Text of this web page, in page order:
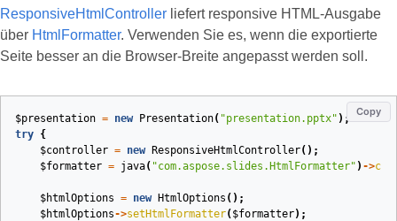
ResponsiveHtmlController liefert responsive HTML‑Ausgabe
über HtmlFormatter. Verwenden Sie es, wenn die exportierte
Seite besser an die Browser‑Breite angepasst werden soll.
Copy
$presentation = new Presentation( "presentation.pptx" );
try {
$controller = new ResponsiveHtmlController();
$formatter = java( "com.aspose.slides.HtmlFormatter" ) ->
$htmlOptions = new HtmlOptions ();
$htmlOptions->setHtmlFormatter( $formatter);